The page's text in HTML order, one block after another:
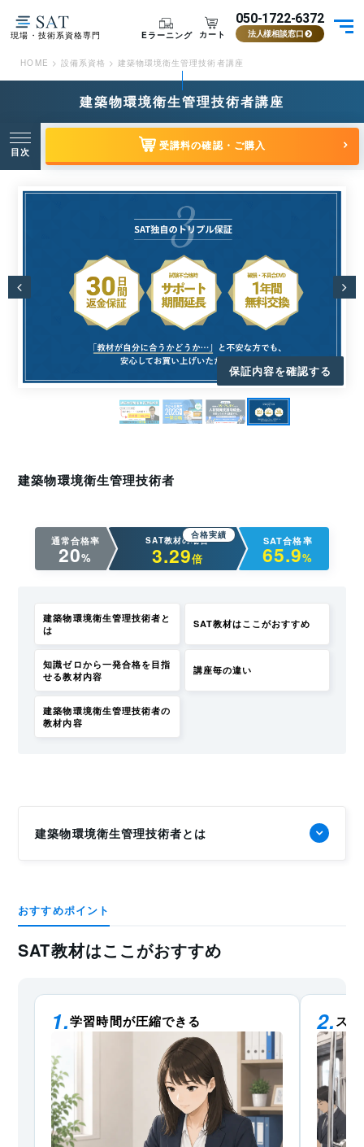
現場・技術系資格専門 Eラーニング カート
050-1722-6372
法人様相談窓口
HOME > 設備系資格 > 建築物環境衛生管理技術者講座
建築物環境衛生管理技術者講座
受講料の確認・ご購入
目次
保証内容を確認する
建築物環境衛生管理技術者
通常合格率
20%
SAT教材の場合
3.29倍
SAT合格率
65.9%
合格実績
建築物環境衛生管理技術者と
は
SAT教材はここがおすすめ
知識ゼロから一発合格を目指
せる教材内容
講座毎の違い
建築物環境衛生管理技術者の
教材内容
建築物環境衛生管理技術者とは
おすすめポイント
SAT教材はここがおすすめ
学習時間が圧縮できる ス